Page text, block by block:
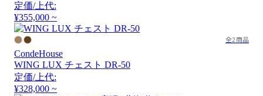
定価/上代:
¥355,000 ~
全2商品
CondeHouse
WING LUX チェスト DR-50
定価/上代:
¥328,000 ~